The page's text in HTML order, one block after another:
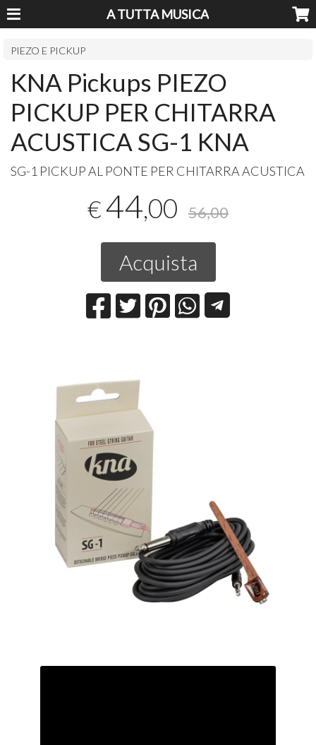
A TUTTA MUSICA
PIEZO E PICKUP
KNA Pickups PIEZO
PICKUP PER CHITARRA
ACUSTICA SG-1 KNA
SG-1 PICKUPAL PONTE PER CHITARRAACUSTICA
€44,00 56,00
Acquista